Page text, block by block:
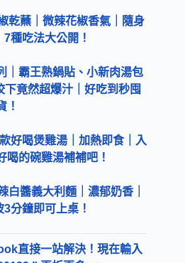
乾蘸｜微辣花椒香氣｜隨身
種吃法大公開！
｜霸王熟鍋貼、小新肉湯包
下竟然超爆汁｜好吃到秒囤
！
好喝煲雞湯｜加熱即食｜入
喝的碗雞湯補補吧！
醬義大利麵｜濃郁奶香｜
分鐘即可上桌！
直接一站解決！現在輸入